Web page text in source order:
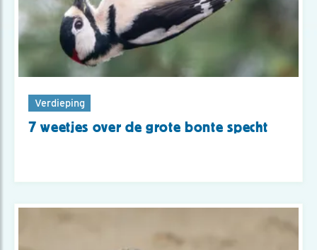
Verdieping
7 weetjes over de grote bonte specht